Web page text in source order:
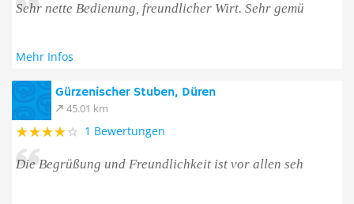
Sehr nette Bedienung, freundlicher Wirt. Sehr gemü
Mehr Infos
Gürzenischer Stuben, Düren
45.01 km
1 Bewertungen
Die Begrüßung und Freundlichkeit ist vor allen seh